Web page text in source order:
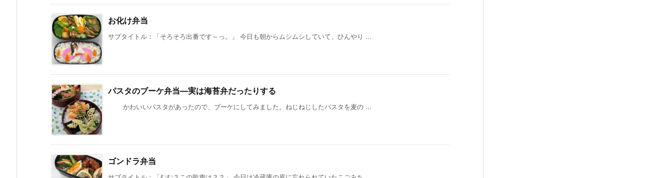
お化け弁当
サブタイトル：「そろそろ出番です～っ。」 今日も朝からムシムシしていて、ひんやり ...
パスタのブーケ弁当—実は海苔弁だったりする
かわいいパスタがあったので、ブーケにしてみました。ねじねじしたパスタを麦の ...
ゴンドラ弁当